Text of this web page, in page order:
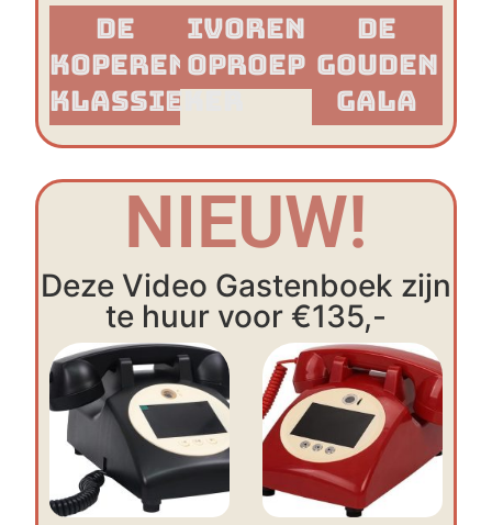
De
Koperen
Klassieker​
Ivoren
Oproep
De
Gouden
Gala
NIEUW!
Deze Video Gastenboek zijn
te huur voor €135,-